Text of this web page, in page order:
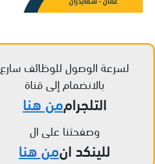
لسرعة الوصول للوظائف سارع
بالانضمام إلى قناة
التلجراممن هنا
وصفحتنا على ال
للينكد انمن هنا